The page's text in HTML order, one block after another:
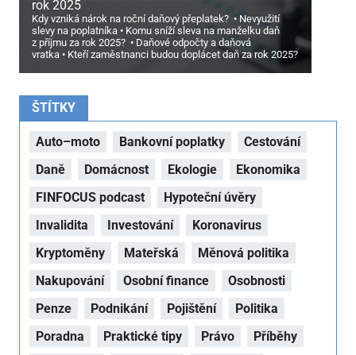
rok 2025
Kdy vzniká nárok na roční daňový přeplatek?
Nevyužití
slevy na poplatníka
Komu sníží sleva na manželku daň
z příjmu za rok 2025?
Daňové odpočty a daňová
vratka
Kteří zaměstnanci budou doplácet daň za rok 2025?
ŠTÍTKY
Auto–moto Bankovní poplatky
Cestování
Daně
Domácnost Ekologie
Ekonomika
FINFOCUS podcast
Hypoteční úvěry
Invalidita
Investování
Koronavirus
Kryptoměny
Mateřská
Měnová politika
Nakupování
Osobní finance
Osobnosti
Penze
Podnikání Pojištění
Politika
Poradna
Praktické tipy Právo
Příběhy